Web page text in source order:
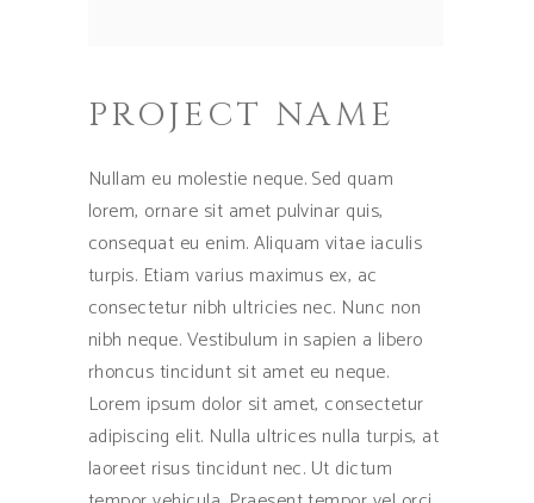
PROJECT NAME
Nullam eu molestie neque. Sed quam
lorem, ornare sit amet pulvinar quis,
consequat eu enim. Aliquam vitae iaculis
turpis. Etiam varius maximus ex, ac
consectetur nibh ultricies nec. Nunc non
nibh neque. Vestibulum in sapien a libero
rhoncus tincidunt sit amet eu neque.
Lorem ipsum dolor sit amet, consectetur
adipiscing elit. Nulla ultrices nulla turpis, at
laoreet risus tincidunt nec. Ut dictum